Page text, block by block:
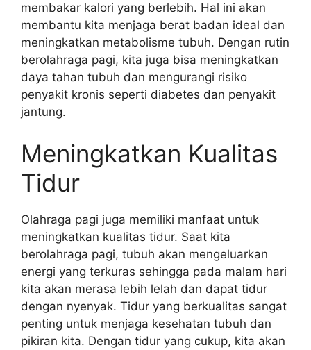
membakar kalori yang berlebih. Hal ini akan
membantu kita menjaga berat badan ideal dan
meningkatkan metabolisme tubuh. Dengan rutin
berolahraga pagi, kita juga bisa meningkatkan
daya tahan tubuh dan mengurangi risiko
penyakit kronis seperti diabetes dan penyakit
jantung.
Meningkatkan Kualitas
Tidur
Olahraga pagi juga memiliki manfaat untuk
meningkatkan kualitas tidur. Saat kita
berolahraga pagi, tubuh akan mengeluarkan
energi yang terkuras sehingga pada malam hari
kita akan merasa lebih lelah dan dapat tidur
dengan nyenyak. Tidur yang berkualitas sangat
penting untuk menjaga kesehatan tubuh dan
pikiran kita. Dengan tidur yang cukup, kita akan